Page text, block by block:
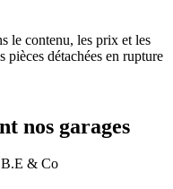
le contenu, les prix et les
détachées en rupture
nos garages
& Co